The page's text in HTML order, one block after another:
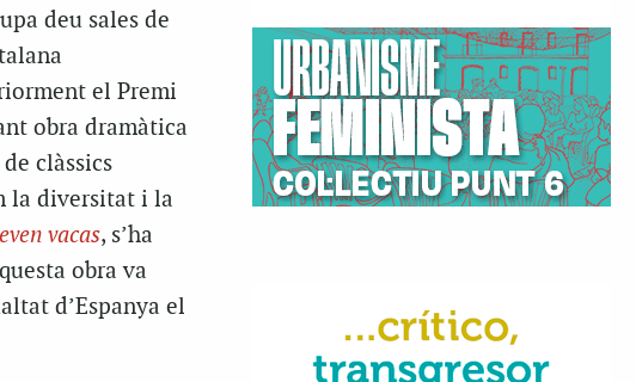
deu sales de
el Premi
obra dramàtica
clàssics
la diversitat i la
vacas, s’ha
obra va
d’Espanya el